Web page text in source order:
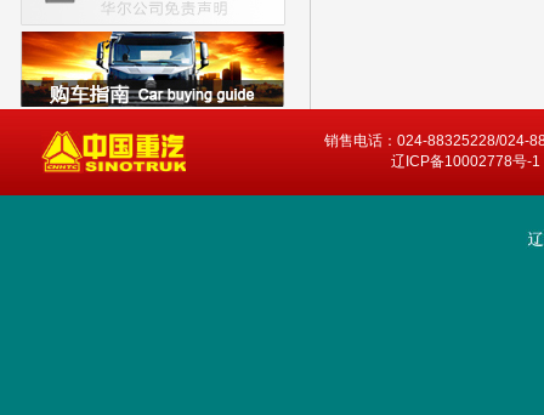
销售电话：024-88325228/024-
辽ICP备10002778号-1